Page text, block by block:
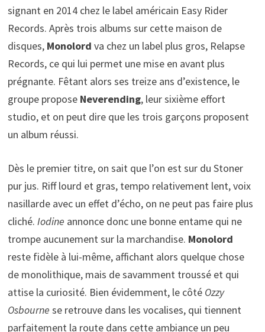
signant en 2014 chez le label américain Easy Rider
Records. Après trois albums sur cette maison de
disques, Monolord va chez un label plus gros, Relapse
Records, ce qui lui permet une mise en avant plus
prégnante. Fêtant alors ses treize ans d’existence, le
groupe propose Neverending, leur sixième effort
studio, et on peut dire que les trois garçons proposent
un album réussi.
Dès le premier titre, on sait que l’on est sur du Stoner
pur jus. Riff lourd et gras, tempo relativement lent, voix
nasillarde avec un effet d’écho, on ne peut pas faire plus
cliché. Iodine annonce donc une bonne entame qui ne
trompe aucunement sur la marchandise. Monolord
reste fidèle à lui-même, affichant alors quelque chose
de monolithique, mais de savamment troussé et qui
attise la curiosité. Bien évidemment, le côté Ozzy
Osbourne se retrouve dans les vocalises, qui tiennent
parfaitement la route dans cette ambiance un peu